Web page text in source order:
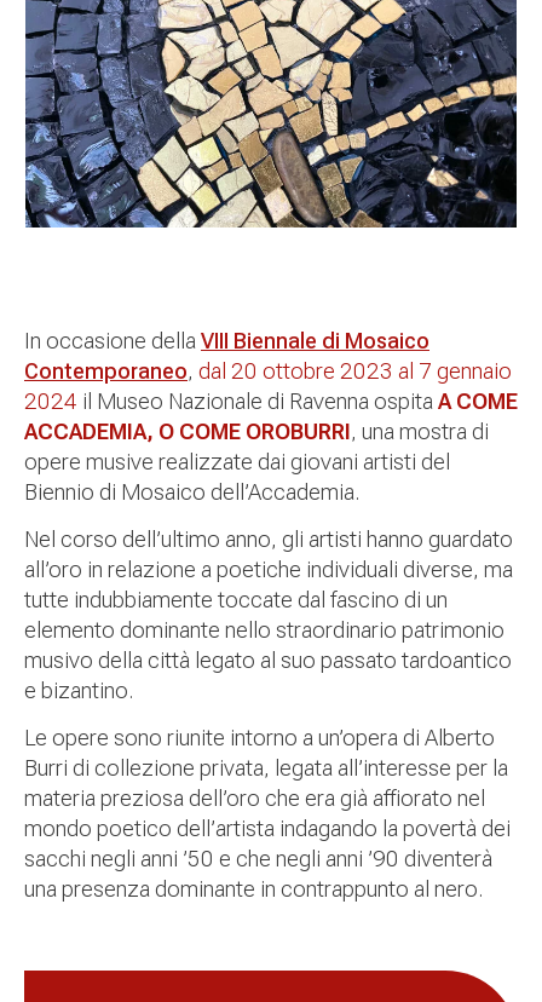
In occasione della VIII Biennale di Mosaico
Contemporaneo, dal 20 ottobre 2023 al 7 gennaio
2024 il Museo Nazionale di Ravenna ospita A COME
ACCADEMIA, O COME OROBURRI, una mostra di
opere musive realizzate dai giovani artisti del
Biennio di Mosaico dell’Accademia.
Nel corso dell’ultimo anno, gli artisti hanno guardato
all’oro in relazione a poetiche individuali diverse, ma
tutte indubbiamente toccate dal fascino di un
elemento dominante nello straordinario patrimonio
musivo della città legato al suo passato tardoantico
e bizantino.
Le opere sono riunite intorno a un’opera di Alberto
Burri di collezione privata, legata all’interesse per la
materia preziosa dell’oro che era già affiorato nel
mondo poetico dell’artista indagando la povertà dei
sacchi negli anni ’50 e che negli anni ’90 diventerà
una presenza dominante in contrappunto al nero.